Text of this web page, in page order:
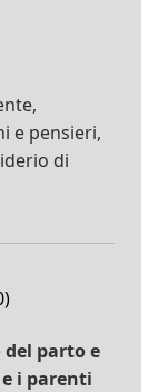
e pensieri,
di
del parto e
i parenti